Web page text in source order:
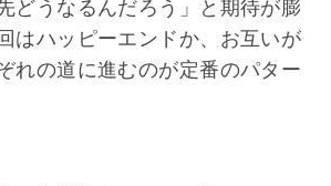
どうなるんだろう」と期待が膨
はハッピーエンドか、お互いが
れの道に進むのが定番のパター